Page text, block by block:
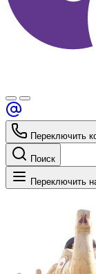
Переключить
Поиск
Переключить